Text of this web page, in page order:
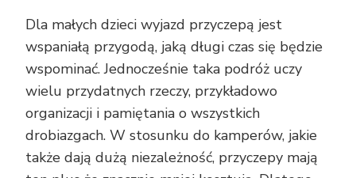
Dla małych dzieci wyjazd przyczepą jest
wspaniałą przygodą, jaką długi czas się będzie
wspominać. Jednocześnie taka podróż uczy
wielu przydatnych rzeczy, przykładowo
organizacji i pamiętania o wszystkich
drobiazgach. W stosunku do kamperów, jakie
także dają dużą niezależność, przyczepy mają